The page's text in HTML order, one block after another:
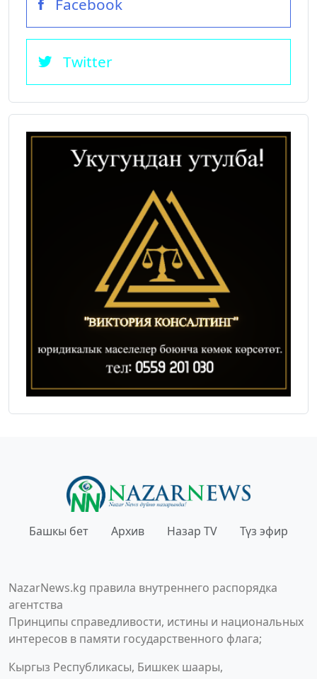
Facebook
Twitter
Башкы бет Архив Назар TV Түз эфир
NazarNews.kg правила внутреннего распорядка
агентства
Принципы справедливости, истины и национальных
интересов в памяти государственного флага;
Кыргыз Республикасы, Бишкек шаары,